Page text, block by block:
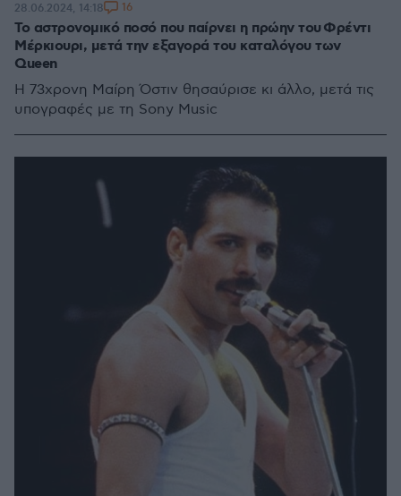
Το αστρονομικό ποσό που παίρνει η πρώην του Φρέντι
Μέρκιουρι, μετά την εξαγορά του καταλόγου των
Queen
Η 73χρονη Μαίρη Όστιν θησαύρισε κι άλλο, μετά τις
υπογραφές με τη Sony Music
28.06.2024, 14:18 16